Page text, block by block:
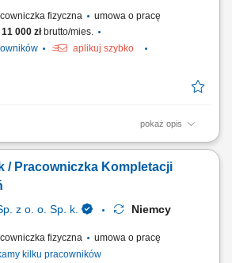
fizyczna
umowa o pracę
000 złbrutto/mies.
aplikuj szybko
pokaż opis
elementów oraz asortymentu
transportu i wysyłki. Szybkie i
zamówień zgodnie z wytycznymi i kartami
oraz sortowanie asortymentu z
wymogów...
/ Pracowniczka Kompletacji
z o. o. Sp. k. Niemcy
fizyczna
umowa o pracę
kilku pracowników